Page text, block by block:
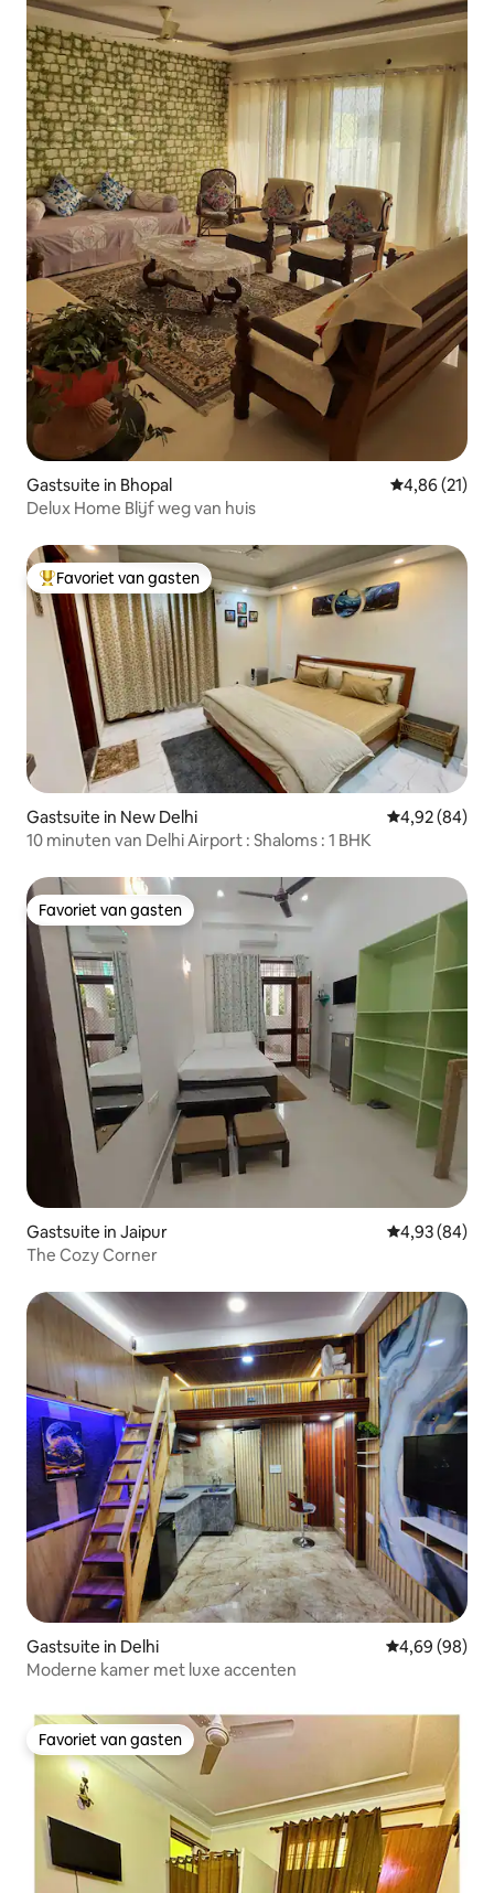
Gastsuite in Bhopal Gemiddelde
4,86 (21)
Delux Home Blijf weg van huis
Topfavoriet van gasten
Favoriet van gasten
Gastsuite in New Delhi Gemiddelde
4,92 (84)
10 minuten van Delhi Airport : Shaloms : 1 BHK
Favoriet van gasten
Favoriet van gasten
Gastsuite in Jaipur Gemiddelde
4,93 (84)
The Cozy Corner
Gastsuite in Delhi Gemiddelde
4,69 (98)
Moderne kamer met luxe accenten
Favoriet van gasten
Favoriet van gasten